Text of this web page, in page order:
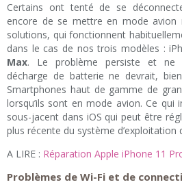
Certains ont tenté de se
encore de se mettre en mode avion
solutions, qui fonctionnent
dans le cas de nos trois modèles :
Max. Le problème persiste et ne
décharge de batterie ne devrait,
Smartphones haut de gamme de
lorsqu’ils sont en mode avion. Ce qui
sous-jacent dans iOS qui peut être
plus récente du système d’exploitation
A LIRE : Réparation Apple iPhone 11
Problèmes de Wi-Fi et de